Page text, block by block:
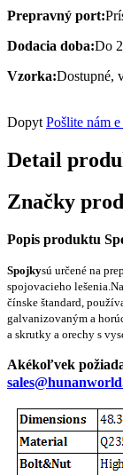
Prepravný port:
Dodacia doba:Do
Vzorka:Dostupné,
Dopyt Pošlite nám
Detail
Značky
Popis produktu
Spojkysú určené na
spojovacieho lešenia.
čínske štandard,
galvanizovaným a
a skrutky a orechy s
Akékoľvek